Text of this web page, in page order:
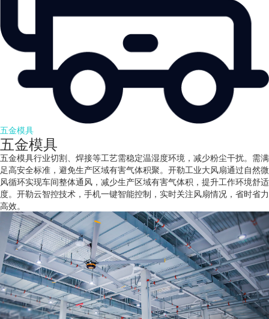
五金模具
五金模具
五金模具行业切割、焊接等工艺需稳定温湿度环境，减少粉尘干扰。需满
足高安全标准，避免生产区域有害气体积聚。开勒工业大风扇通过自然微
风循环实现车间整体通风，减少生产区域有害气体积，提升工作环境舒适
度。开勒云智控技术，手机一键智能控制，实时关注风扇情况，省时省力
高效。